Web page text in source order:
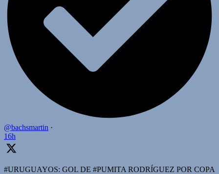
@bachsmartin ·
16h
#URUGUAYOS: GOL DE #PUMITA RODRÍGUEZ POR COPA